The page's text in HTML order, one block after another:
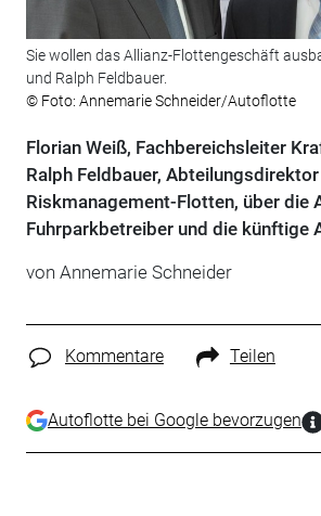
Sie wollen das Allianz-Flottengeschäft
und Ralph Feldbauer.
© Foto: Annemarie Schneider/Autoflotte
Florian Weiß, Fachbereichsleiter
Ralph Feldbauer, Abteilungsdirektor
Riskmanagement-Flotten, über die
Fuhrparkbetreiber und die künftige
von Annemarie Schneider
Kommentare Teilen
Autoflotte bei Google bevorzugen